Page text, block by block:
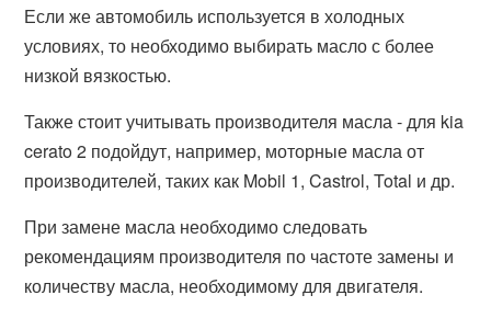
Если же автомобиль используется в холодных
условиях, то необходимо выбирать масло с более
низкой вязкостью.
Также стоит учитывать производителя масла - для kia
cerato 2 подойдут, например, моторные масла от
производителей, таких как Mobil 1, Castrol, Total и др.
При замене масла необходимо следовать
рекомендациям производителя по частоте замены и
количеству масла, необходимому для двигателя.